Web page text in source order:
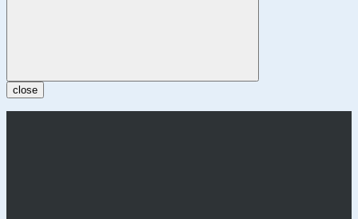
close